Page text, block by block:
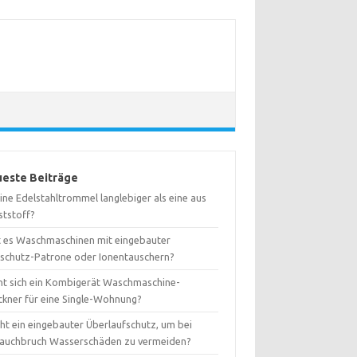
Beiträge
Edelstahltrommel langlebiger als eine aus
es Waschmaschinen mit eingebauter
Patrone oder Ionentauschern?
sich ein Kombigerät Waschmaschine-
für eine Single-Wohnung?
ein eingebauter Überlaufschutz, um bei
Wasserschäden zu vermeiden?